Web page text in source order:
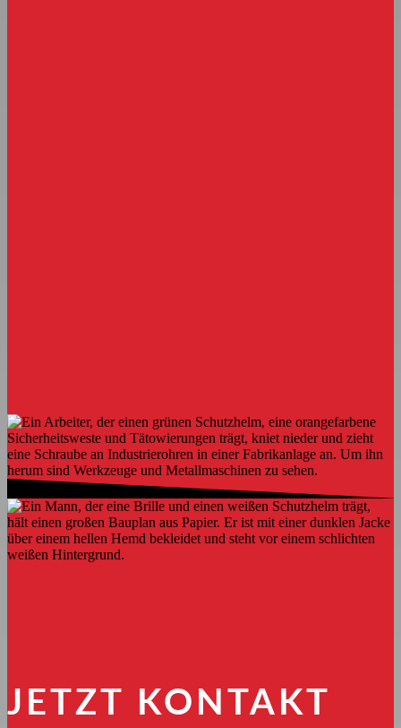
JETZT KONTAKT